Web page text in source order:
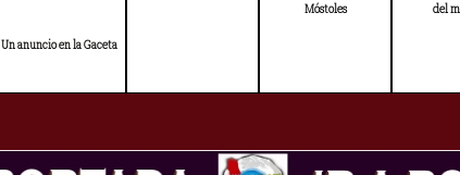
Un anuncio en la Gaceta
Móstoles
del